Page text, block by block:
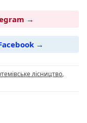
→
→
лісництво,